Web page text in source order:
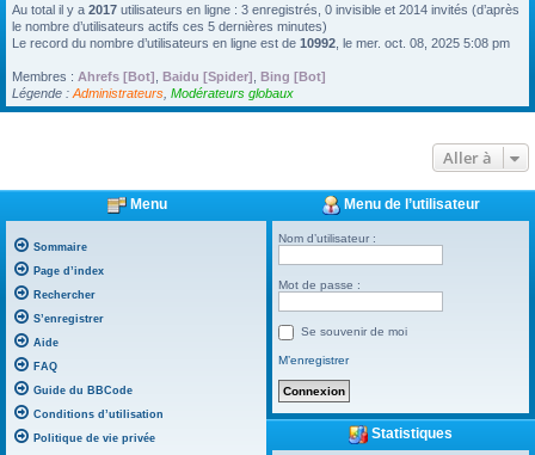
Au total il y a 2017 utilisateurs en ligne : 3 enregistrés, 0 invisible et 2014 invités (d’après
le nombre d’utilisateurs actifs ces 5 dernières minutes)
Le record du nombre d’utilisateurs en ligne est de 10992 , le mer. oct. 08, 2025 5:08 pm
Membres : Ahrefs [Bot] Baidu [Spider] Bing [Bot]
Légende : Administrateurs Modérateurs globaux
Aller à
Menu
Sommaire
Page d’index
Rechercher
S’enregistrer
Aide
FAQ
Guide du BBCode
Conditions d’utilisation
Politique de vie privée
Menu de l’utilisateur
Nom d’utilisateur :
Mot de passe :
Se souvenir de moi
M’enregistrer
Statistiques